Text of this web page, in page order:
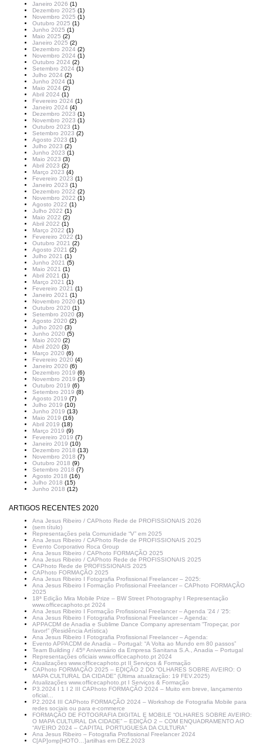
Janeiro 2026 (1)
Dezembro 2025 (1)
Novembro 2025 (1)
Outubro 2025 (1)
Junho 2025 (1)
Maio 2025 (2)
Janeiro 2025 (2)
Dezembro 2024 (2)
Novembro 2024 (1)
Outubro 2024 (2)
Setembro 2024 (1)
Julho 2024 (2)
Junho 2024 (1)
Maio 2024 (2)
Abril 2024 (1)
Fevereiro 2024 (1)
Janeiro 2024 (4)
Dezembro 2023 (1)
Novembro 2023 (1)
Outubro 2023 (1)
Setembro 2023 (2)
Agosto 2023 (1)
Julho 2023 (2)
Junho 2023 (1)
Maio 2023 (3)
Abril 2023 (2)
Março 2023 (4)
Fevereiro 2023 (1)
Janeiro 2023 (1)
Dezembro 2022 (2)
Novembro 2022 (1)
Agosto 2022 (1)
Julho 2022 (1)
Maio 2022 (2)
Abril 2022 (1)
Março 2022 (1)
Fevereiro 2022 (1)
Outubro 2021 (2)
Agosto 2021 (2)
Julho 2021 (1)
Junho 2021 (5)
Maio 2021 (1)
Abril 2021 (1)
Março 2021 (1)
Fevereiro 2021 (1)
Janeiro 2021 (1)
Novembro 2020 (1)
Outubro 2020 (1)
Setembro 2020 (3)
Agosto 2020 (2)
Julho 2020 (3)
Junho 2020 (5)
Maio 2020 (2)
Abril 2020 (3)
Março 2020 (6)
Fevereiro 2020 (4)
Janeiro 2020 (6)
Dezembro 2019 (6)
Novembro 2019 (3)
Outubro 2019 (6)
Setembro 2019 (8)
Agosto 2019 (7)
Julho 2019 (10)
Junho 2019 (13)
Maio 2019 (16)
Abril 2019 (18)
Março 2019 (9)
Fevereiro 2019 (7)
Janeiro 2019 (10)
Dezembro 2018 (13)
Novembro 2018 (7)
Outubro 2018 (9)
Setembro 2018 (7)
Agosto 2018 (16)
Julho 2018 (15)
Junho 2018 (12)
ARTIGOS RECENTES 2020
Ana Jesus Ribeiro / CAPhoto Rede de PROFISSIONAIS 2026
(sem título)
Representações pela Comunidade “V” em 2025
Ana Jesus Ribeiro / CAPhoto Rede de PROFISSIONAIS 2025
Evento Corporativo Roca Group
Ana Jesus Ribeiro / CAPhoto FORMAÇÃO 2025
Ana Jesus Ribeiro / CAPhoto Rede de PROFISSIONAIS 2025
CAPhoto Rede de PROFISSIONAIS 2025
CAPhoto FORMAÇÃO 2025
Ana Jesus Ribeiro I Fotografia Profissional Freelancer – 2025:
Ana Jesus Ribeiro I Formação Profissional Freelancer – CAPhoto FORMAÇÃO
2025
18ª Edição Mira Mobile Prize – BW Street Photography I Representação
www.officecaphoto.pt 2024
Ana Jesus Ribeiro I Formação Profissional Freelancer – Agenda ’24 / ’25:
Ana Jesus Ribeiro I Fotografia Profissional Freelancer – Agenda:
APPACDM de Anadia e Sublime Dance Company apresentam “Tropeçar, por
favor!” (Residência Artística)
Ana Jesus Ribeiro I Fotografia Profissional Freelancer – Agenda:
Evento APPACDM de Anadia – Portugal: “A Volta ao Mundo em 80 passos”
Team Building / 45º Aniversário da Empresa Sanitana S.A., Anadia – Portugal
Representações oficiais www.officecaphoto.pt 2024
Atualizações www.officecaphoto.pt II Serviços & Formação
CAPhoto FORMAÇÃO 2025 – EDIÇÃO 2 DO “OLHARES SOBRE AVEIRO: O
MAPA CULTURAL DA CIDADE” (Última atualização: 19 FEV.2025)
Atualizações www.officecaphoto.pt I Serviços & Formação
P3.2024 I 1 I 2 III CAPhoto FORMAÇÃO 2024 – Muito em breve, lançamento
oficial…
P2.2024 III CAPhoto FORMAÇÃO 2024 – Workshop de Fotografia Mobile para
redes sociais ou para e-commerce
FORMAÇÃO DE FOTOGRAFIA DIGITAL E MOBILE “OLHARES SOBRE AVEIRO:
O MAPA CULTURAL DA CIDADE” – EDIÇÃO 2 – COM ENQUADRAMENTO AO
“AVEIRO 2024 – CAPITAL PORTUGUESA DA CULTURA”
Ana Jesus Ribeiro – Fotografia Profissional Freelancer 2024
C[AP]omp[HOTO…]artilhas em DEZ.2023